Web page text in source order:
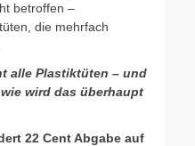
betroffen –
die mehrfach
alle Plastiktüten – und
wird das überhaupt
22 Cent Abgabe auf